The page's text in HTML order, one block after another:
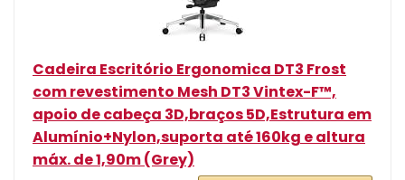
Cadeira Escritório Ergonomica DT3 Frost
com revestimento Mesh DT3 Vintex-F™,
apoio de cabeça 3D,braços 5D,Estrutura em
Alumínio+Nylon,suporta até 160kg e altura
máx. de 1,90m (Grey)